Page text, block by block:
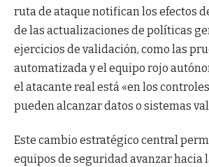
ruta de ataque notifican los efectos
de las actualizaciones de políticas
ejercicios de validación, como las
automatizada y el equipo rojo
el atacante real está «en los
pueden alcanzar datos o sistemas
Este cambio estratégico central
equipos de seguridad avanzar hacia